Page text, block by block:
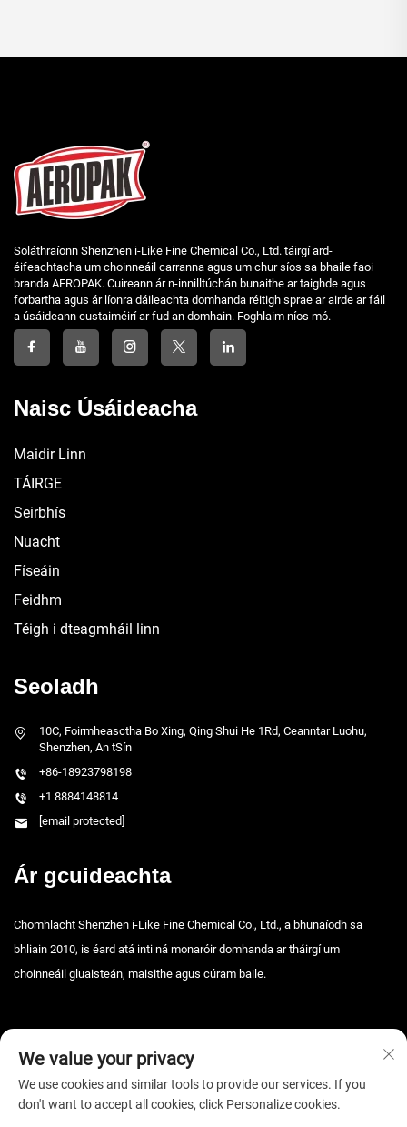
Soláthraíonn Shenzhen i-Like Fine Chemical Co., Ltd. táirgí ard-
éifeachtacha um choinneáil carranna agus um chur síos sa bhaile faoi
branda AEROPAK. Cuireann ár n-innilltúchán bunaithe ar taighde agus
forbartha agus ár líonra dáileachta domhanda réitigh sprae ar airde ar fáil
a úsáideann custaiméirí ar fud an domhain. Foghlaim níos mó.
Naisc Úsáideacha
Maidir Linn
TÁIRGE
Seirbhís
Nuacht
Físeáin
Feidhm
Téigh i dteagmháil linn
Seoladh
10C, Foirmheasctha Bo Xing, Qing Shui He 1Rd, Ceanntar Luohu,
Shenzhen, An tSín
+86-18923798198
+1 8884148814
[email protected]
Ár gcuideachta
Chomhlacht Shenzhen i-Like Fine Chemical Co., Ltd., a bhunaíodh sa
bhliain 2010, is éard atá inti ná monaróir domhanda ar tháirgí um
choinneáil gluaisteán, maisithe agus cúram baile.
Cóipcheart © 2026 Shenzhen i-Like Fine Chemical Co., Ltd. Gach ceart ar
We value your privacy
We use cookies and similar tools to provide our services. If you
don't want to accept all cookies, click Personalize cookies.